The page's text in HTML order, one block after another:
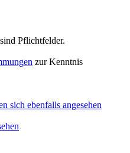
Pflichtfelder.
zur Kenntnis
sich ebenfalls angesehen